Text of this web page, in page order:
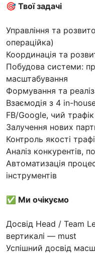
🎯 Твої задачі
Управління та
операційка)
Координація та
Побудова системи:
масштабування
Формування та
Взаємодія з 4 in-
FB/Google, чий
Залучення нових
Контроль якості
Аналіз конкурентів,
Автоматизація
інструментів
✅ Ми очікуємо
Досвід Head / Team
вертикалі — must
Успішний досвід